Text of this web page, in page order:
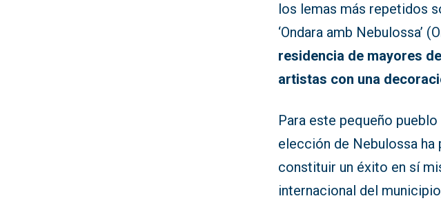
los lemas más repetidos
‘Ondara amb Nebulossa’
residencia de mayores
artistas con una
Para este pequeño
elección de Nebulossa ha
constituir un éxito en sí
internacional del